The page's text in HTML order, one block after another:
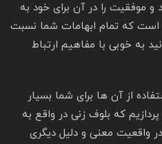
موفقیت را در آن برای خود به
است که تمام ابهامات شما نسبت
به خوبی با مفاهیم ارتباط
از آن ها برای شما بسیار
که بلوف زنی در واقع به
واقعیت معنی و دلیل دیگری